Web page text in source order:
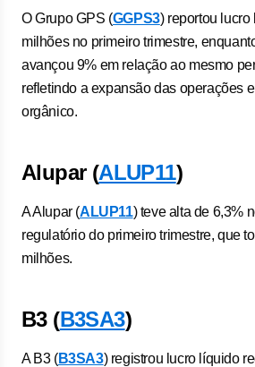
O Grupo GPS (GGPS3) reportou
milhões no primeiro trimestre,
avançou 9% em relação ao mesmo
refletindo a expansão das operações
orgânico.
Alupar (ALUP11)
A Alupar (ALUP11) teve alta de 6,3%
regulatório do primeiro trimestre, que
milhões.
B3 (B3SA3)
A B3 (B3SA3) registrou lucro líquido